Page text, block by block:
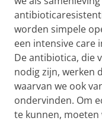
worden simpele
een intensive care
De antibiotica, die
nodig zijn, werken
waarvan we ook
ondervinden. Om
te kunnen,